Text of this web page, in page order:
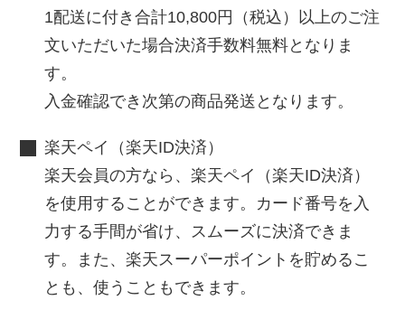
1配送に付き合計10,800円（税込）以上のご注
文いただいた場合決済手数料無料となりま
す。
入金確認でき次第の商品発送となります。
楽天ペイ（楽天ID決済）
楽天会員の方なら、楽天ペイ（楽天ID決済）
を使用することができます。カード番号を入
力する手間が省け、スムーズに決済できま
す。また、楽天スーパーポイントを貯めるこ
とも、使うこともできます。